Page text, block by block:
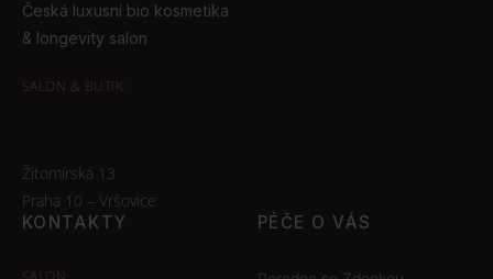
Česká luxusní bio kosmetika
& longevity salon
SALON & BUTIK:
Žitomírská 13
Praha 10 – Vršovice
KONTAKTY
PÉČE O VÁS